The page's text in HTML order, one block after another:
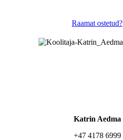
Raamat ostetud?
Katrin Aedma
+47 4178 6999